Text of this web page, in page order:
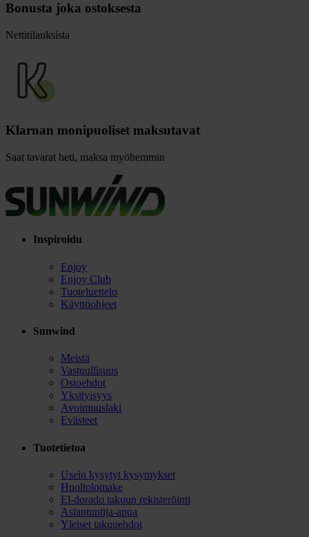
Bonusta joka ostoksesta
Nettitilauksista
Klarnan monipuoliset maksutavat
Saat tavarat heti, maksa myöhemmin
Inspiroidu
Enjoy
Enjoy Club
Tuoteluettelo
Käyttöohjeet
Sunwind
Meistä
Vastuullisuus
Ostoehdot
Yksityisyys
Avoimuuslaki
Evästeet
Tuotetietoa
Usein kysytyt kysymykset
Huoltolomake
El-dorado takuun rekisteröinti
Asiantuntija-apua
Yleiset takuuehdot